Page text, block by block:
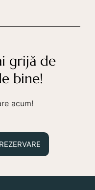
grijă de
bine!
acum!